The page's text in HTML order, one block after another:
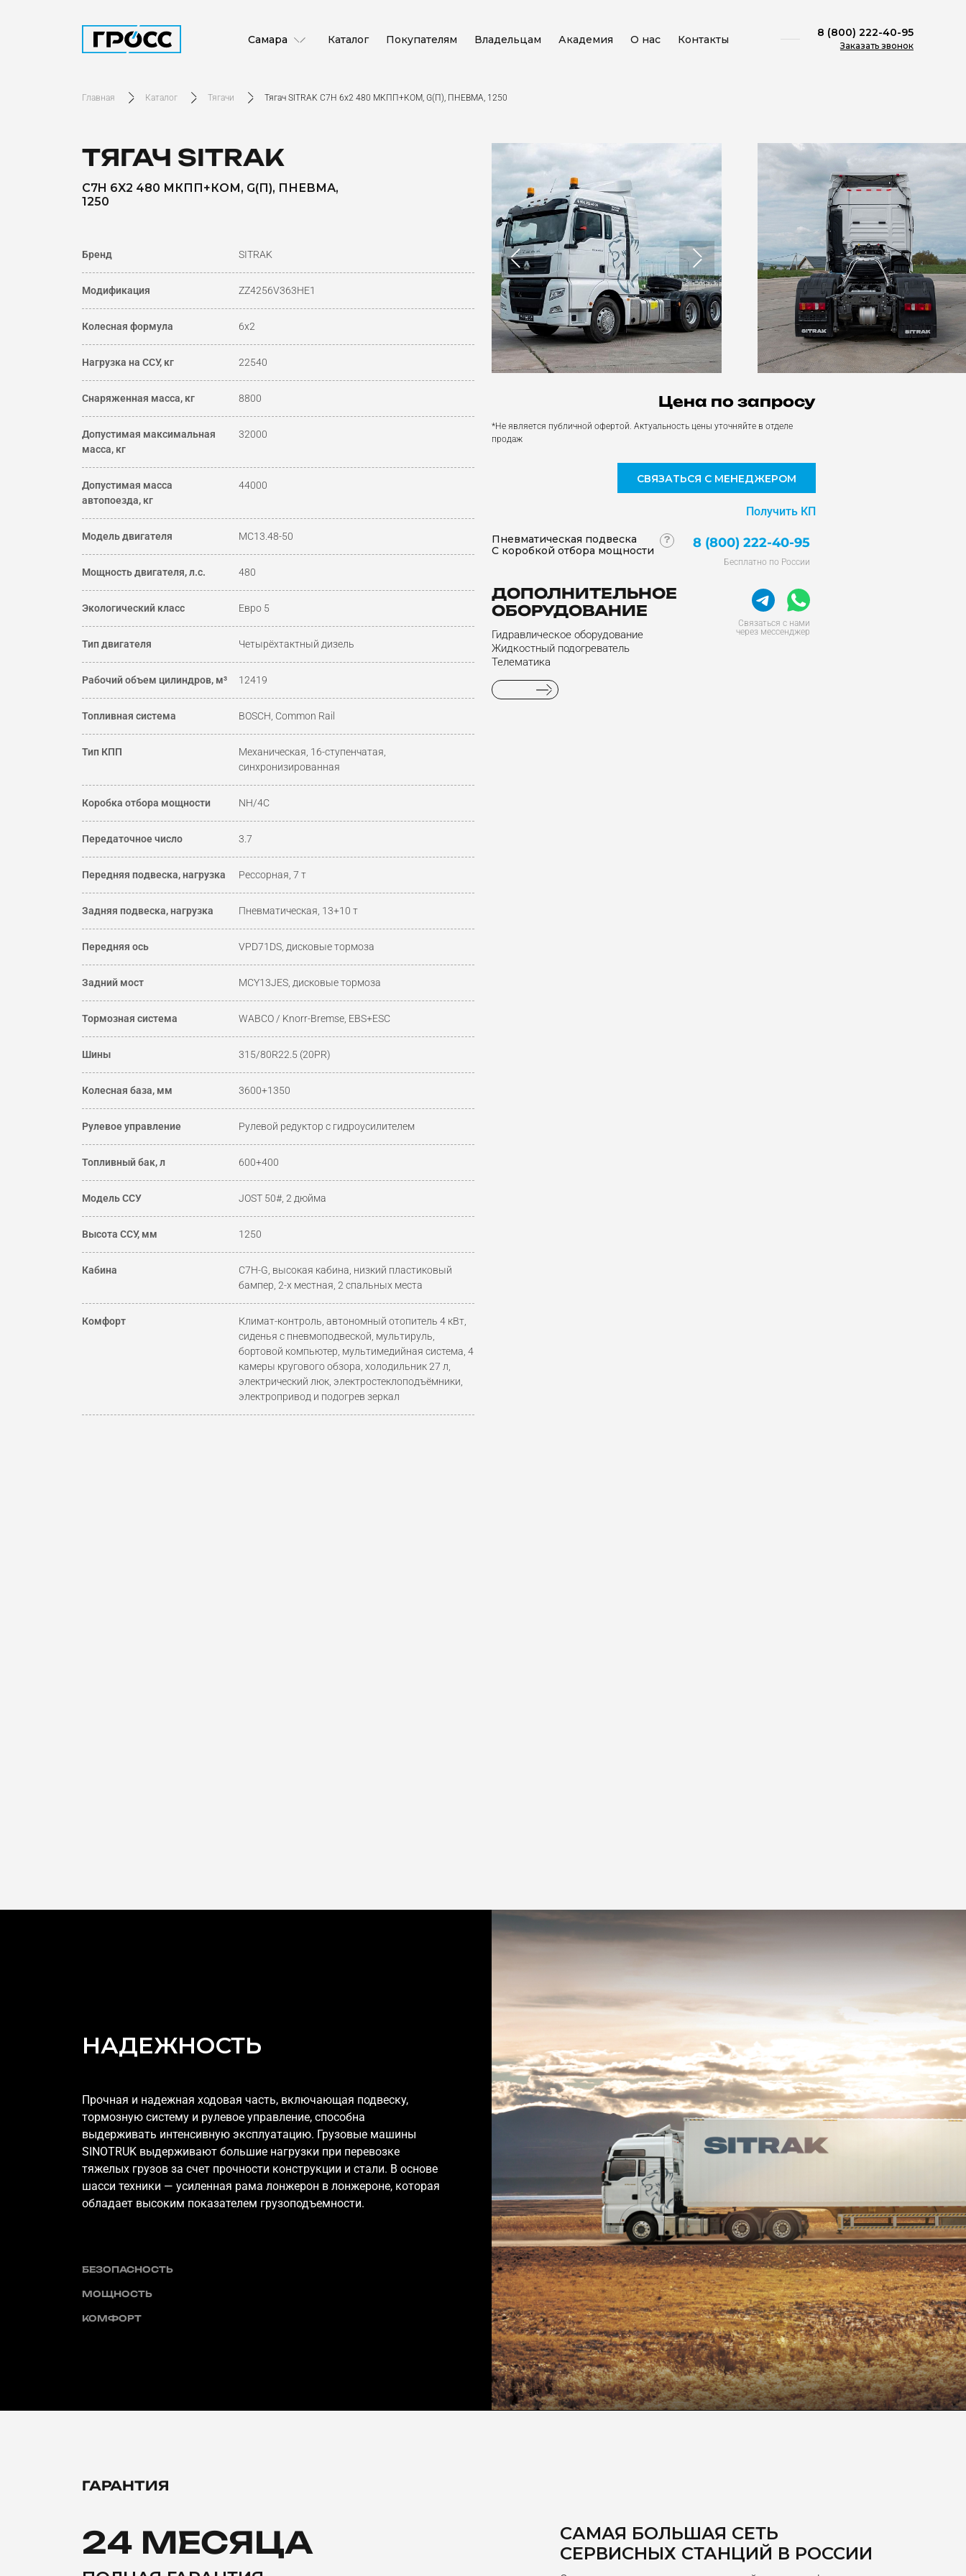
Самара Каталог Покупателям Владельцам Академия О нас Контакты
8 (800) 222-40-95
Заказать звонок
Главная Каталог Тягачи Тягач SITRAK C7H 6x2 480 МКПП+КОМ, G(П), ПНЕВМА, 1250
ТЯГАЧ SITRAK
C7H 6X2 480 МКПП+КОМ, G(П), ПНЕВМА,
1250
Бренд SITRAK
Модификация ZZ4256V363HE1
Колесная формула 6х2
Нагрузка на ССУ, кг 22540
Снаряженная масса, кг 8800
Допустимая максимальная
масса, кг
32000
Допустимая масса
автопоезда, кг
44000
Модель двигателя МС13.48-50
Мощность двигателя, л.с. 480
Экологический класс Евро 5
Тип двигателя Четырёхтактный дизель
Рабочий объем цилиндров, м³ 12419
Топливная система BOSCH, Common Rail
Тип КПП
Механическая, 16-ступенчатая,
синхронизированная
Коробка отбора мощности NH/4C
Передаточное число 3.7
Передняя подвеска, нагрузка Рессорная, 7 т
Задняя подвеска, нагрузка Пневматическая, 13+10 т
Передняя ось VPD71DS, дисковые тормоза
Задний мост MCY13JES, дисковые тормоза
Тормозная система WABCO / Knorr-Bremse, EBS+ESC
Шины 315/80R22.5 (20PR)
Колесная база, мм 3600+1350
Рулевое управление Рулевой редуктор с гидроусилителем
Топливный бак, л 600+400
Модель ССУ JOST 50#, 2 дюйма
Высота ССУ, мм 1250
Кабина
C7H-G, высокая кабина, низкий пластиковый
бампер, 2-х местная, 2 спальных места
Комфорт
Климат-контроль, автономный отопитель 4 кВт,
сиденья с пневмоподвеской, мультируль,
бортовой компьютер, мультимедийная система, 4
камеры кругового обзора, холодильник 27 л,
электрический люк, электростеклоподъёмники,
электропривод и подогрев зеркал
Цена по запросу
*Не является публичной офертой. Актуальность цены уточняйте в отделе
продаж
СВЯЗАТЬСЯ С МЕНЕДЖЕРОМ
Получить КП
Пневматическая подвеска
С коробкой отбора мощности
?
ДОПОЛНИТЕЛЬНОЕ
ОБОРУДОВАНИЕ
Гидравлическое оборудование
Жидкостный подогреватель
Телематика
8 (800) 222-40-95
Бесплатно по России
Связаться с нами
через мессенджер
НАДЕЖНОСТЬ
Прочная и надежная ходовая часть, включающая подвеску,
тормозную систему и рулевое управление, способна
выдерживать интенсивную эксплуатацию. Грузовые машины
SINOTRUK выдерживают большие нагрузки при перевозке
тяжелых грузов за счет прочности конструкции и стали. В основе
шасси техники — усиленная рама лонжерон в лонжероне, которая
обладает высоким показателем грузоподъемности.
БЕЗОПАСНОСТЬ
МОЩНОСТЬ
КОМФОРТ
ГАРАНТИЯ
24 МЕСЯЦА
САМАЯ БОЛЬШАЯ СЕТЬ
СЕРВИСНЫХ СТАНЦИЙ В РОССИИ